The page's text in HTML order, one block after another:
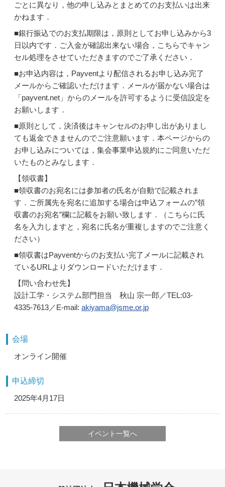
ごとに異なり，他の申し込みとまとめてのお支払いは出来
かねます．
■銀行振込でのお支払期限は，原則としてお申し込みから3
日以内です．ご入金が確認出来ない場合，こちらでキャン
セル処理をさせていただきますのでご了承ください．
■お申込内容は，Payventより配信されるお申し込み完了
メールからご確認いただけます．メールが届かない場合は
「payvent.net」からのメールを許可するように受信設定を
お願いします．
■原則として，決済後はキャンセルのお申し出がありまし
ても返金できませんのでご注意願います．本ページからの
お申し込みについては，集会事業申込規約にご同意いただ
いたものとみなします．
【領収書】
■領収書のお宛名には参加者の氏名が自動で記載されま
す．ご所属先を宛名に追加する場合は申込フォームの”領
収書のお宛名”欄に記載をお願い致します．（こちらに氏
名を入力しますと，宛名に氏名が重複しますのでご注意く
ださい）
■領収書はPayventからのお支払い完了メールに記載され
ているURLよりダウンロードいただけます．
【問い合わせ先】
設計工学・システム部門担当 秋山 宗一郎／TEL:03-
4335-7613／E-mail: akiyama@jsme.or.jp
会場
オンライン開催
申込締切
2025年4月17日
イベント一覧へ